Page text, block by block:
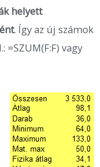
helyett
. Így az új számok
=SZUM(F:F) vagy